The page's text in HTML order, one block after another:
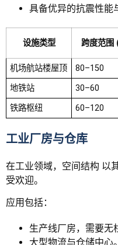
具备优异的抗震性能
设施类型 跨度范围
机场航站楼屋顶 80–150
地铁站
30–60
铁路枢纽
60–120
工业厂房与仓库
在工业领域，空间结构 以
受欢迎。
应用包括：
生产线厂房，需要无
大型物流与仓储中心。